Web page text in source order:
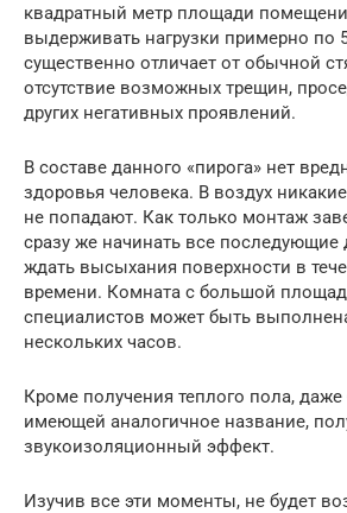
квадратный метр площади
выдерживать нагрузки примерно по
существенно отличает от обычной
отсутствие возможных трещин,
других негативных проявлений.
В составе данного «пирога» нет
здоровья человека. В воздух
не попадают. Как только монтаж
сразу же начинать все последующие
ждать высыхания поверхности в
времени. Комната с большой
специалистов может быть
нескольких часов.
Кроме получения теплого пола,
имеющей аналогичное название,
звукоизоляционный эффект.
Изучив все эти моменты, не будет